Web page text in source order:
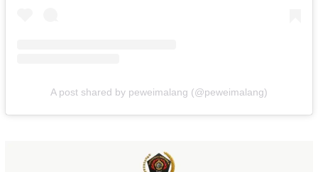
A post shared by peweimalang (@peweimalang)